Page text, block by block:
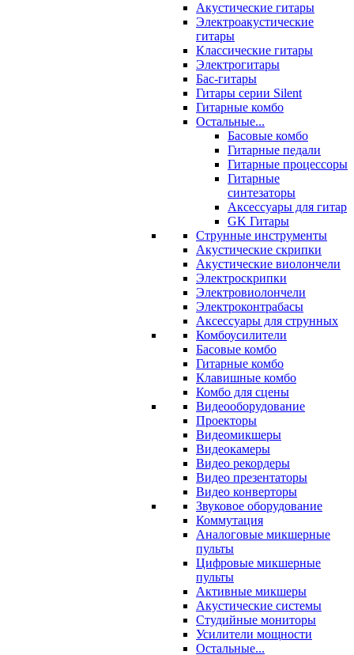
Акустические гитары
Электроакустические
гитары
Классические гитары
Электрогитары
Бас-гитары
Гитары серии Silent
Гитарные комбо
Остальные...
Басовые комбо
Гитарные педали
Гитарные процессоры
Гитарные
синтезаторы
Аксессуары для гитар
GK Гитары
Струнные инструменты
Акустические скрипки
Акустические виолончели
Электроскрипки
Электровиолончели
Электроконтрабасы
Аксессуары для струнных
Комбоусилители
Басовые комбо
Гитарные комбо
Клавишные комбо
Комбо для сцены
Видеооборудование
Проекторы
Видеомикшеры
Видеокамеры
Видео рекордеры
Видео презентаторы
Видео конверторы
Звуковое оборудование
Коммутация
Аналоговые микшерные
пульты
Цифровые микшерные
пульты
Активные микшеры
Акустические системы
Студийные мониторы
Усилители мощности
Остальные...